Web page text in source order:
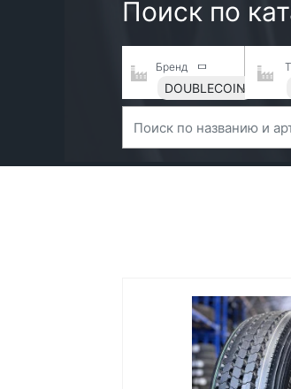
Поиск по
Бренд
DOUBLECOIN